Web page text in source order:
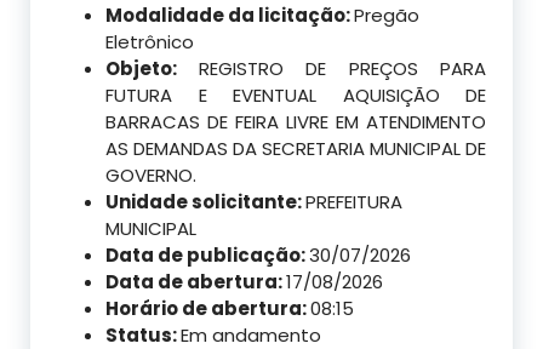
Modalidade da licitação:Pregão
Eletrônico
Objeto: REGISTRO DE PREÇOS PARA
FUTURA E EVENTUAL AQUISIÇÃO DE
BARRACAS DE FEIRA LIVRE EM ATENDIMENTO
AS DEMANDAS DA SECRETARIA MUNICIPAL DE
GOVERNO.
Unidade solicitante:PREFEITURA
MUNICIPAL
Data de publicação:30/07/2026
Data de abertura:17/08/2026
Horário de abertura:08:15
Status:Em andamento